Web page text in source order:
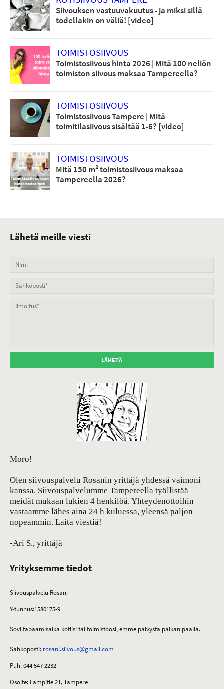
Siivouksen vastuuvakuutus - ja miksi sillä
todellakin on väliä! [video]
TOIMISTOSIIVOUS
Toimistosiivous hinta 2026 | Mitä 100 neliön
toimiston siivous maksaa Tampereella?
TOIMISTOSIIVOUS
Toimistosiivous Tampere | Mitä
toimitilasiivous sisältää 1-6? [video]
TOIMISTOSIIVOUS
Mitä 150 m² toimistosiivous maksaa
Tampereella 2026?
Lähetä meille viesti
Moro!
Olen siivouspalvelu Rosanin yrittäjä yhdessä vaimoni
kanssa. Siivouspalvelumme Tampereella työllistää
meidät mukaan lukien 4 henkilöä. Yhteydenottoihin
vastaamme lähes aina 24 h kuluessa, yleensä paljon
nopeammin. Laita viestiä!
-Ari S., yrittäjä
Yrityksemme tiedot
Siivouspalvelu Rosani
Y-tunnus:1580175-9
Sovi tapaamisaika kotiisi tai toimistoosi, emme päivystä paikan päällä.
Sähköposti: rosani.siivous@gmail.com
Puh. 044 547 2232
Osoite: Lampitie 21, Tampere